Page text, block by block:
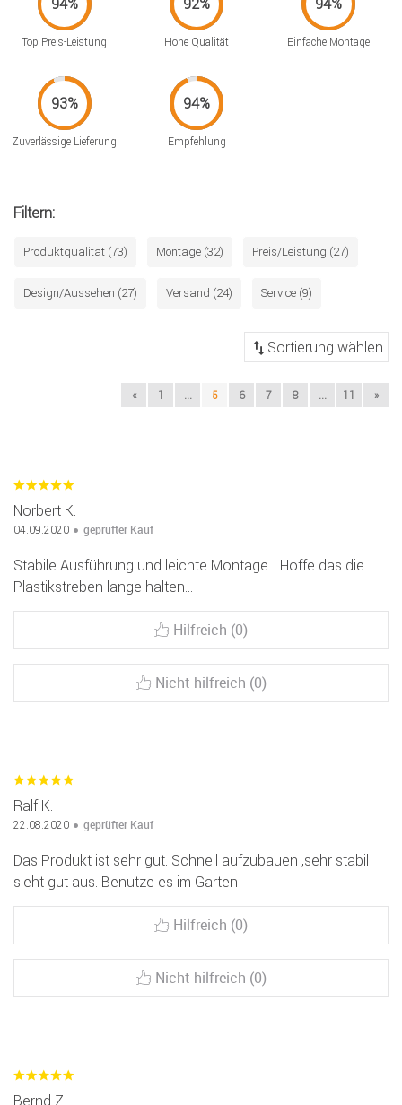
Top Preis-Leistung Hohe Qualität Einfache Montage
Zuverlässige Lieferung Empfehlung
Filtern:
Produktqualität (73) Montage (32) Preis/Leistung (27)
Design/Aussehen (27) Versand (24) Service (9)
« 1 ... 5 6 7 8 ... 11 »
Norbert K.
04.09.2020 geprüfter Kauf
Stabile Ausführung und leichte Montage... Hoffe das die
Plastikstreben lange halten...
Hilfreich (0)
Nicht hilfreich (0)
Ralf K.
22.08.2020 geprüfter Kauf
Das Produkt ist sehr gut. Schnell aufzubauen ,sehr stabil
sieht gut aus. Benutze es im Garten
Hilfreich (0)
Nicht hilfreich (0)
Bernd Z.